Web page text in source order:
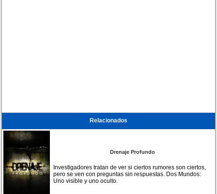
Relacionados
Drenaje Profundo
Investigadores tratan de ver si ciertos rumores son ciertos,
pero se ven con preguntas sin respuestas. Dos Mundos:
Uno visible y uno oculto.